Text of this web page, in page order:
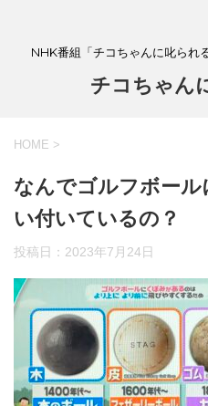
NHK番組「チコちゃんに叱られ
チコちゃん
HOME >
なんでゴルフボー
い付いているの？
投稿日： 2023年7月24日